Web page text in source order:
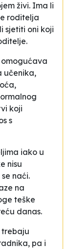
živi. Ima li
roditelja
sjetiti oni koji
učenika,
koji
s
iako u
nisu
naći.
na
teške
danas.
trebaju
pa i